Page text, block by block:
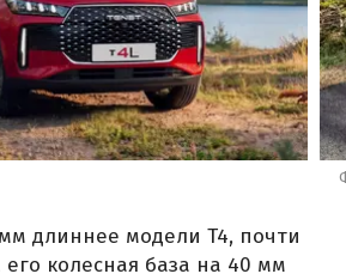
длиннее модели T4, почти
колесная база на 40 мм